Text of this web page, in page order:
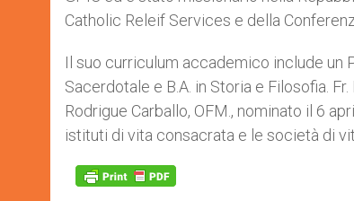
Catholic Releif Services e della
Il suo curriculum accademico include un
Sacerdotale e B.A. in Storia e Filosofia.
Rodrigue Carballo, OFM., nominato il 6
istituti di vita consacrata e le società di